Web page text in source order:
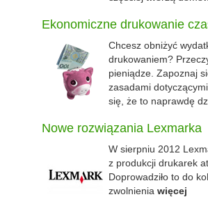
Ekonomiczne drukowanie
Chcesz obniżyć
drukowaniem?
pieniądze. Zapoznaj
zasadami
się, że to naprawdę
Nowe rozwiązania Lexmarka
W sierpniu 2012
z produkcji drukarek
Doprowadziło to do
zwolnienia więcej